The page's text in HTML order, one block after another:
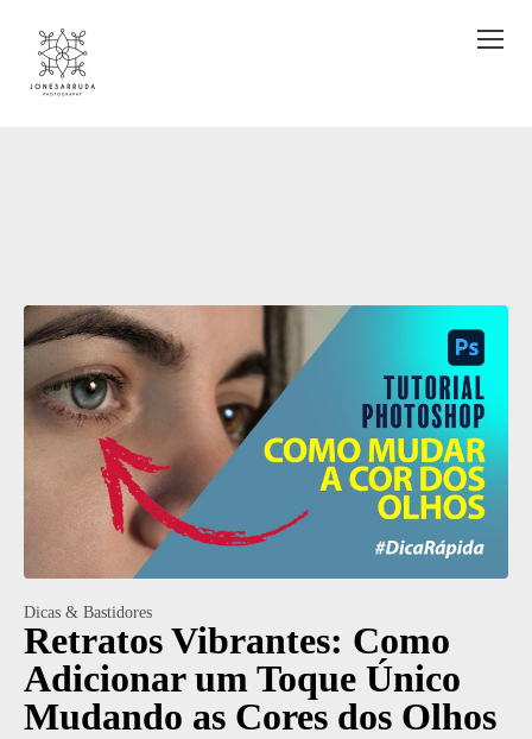
Dicas & Bastidores
Retratos Vibrantes: Como
Adicionar um Toque Único
Mudando as Cores dos Olhos